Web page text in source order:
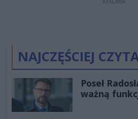
NAJCZĘŚCIEJ
Poseł
ważną